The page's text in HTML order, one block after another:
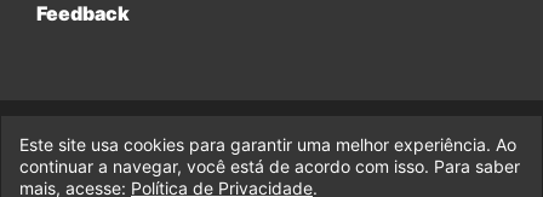
Feedback
© 2017-2026 Legado da Marvel, uma empresa da Legado
Enterprises.
Este site usa cookies para garantir uma melhor experiência. Ao
continuar a navegar, você está de acordo com isso. Para saber
mais, acesse: Política de Privacidade.